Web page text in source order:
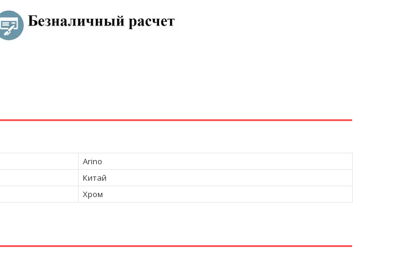
Arino
Китай
Хром